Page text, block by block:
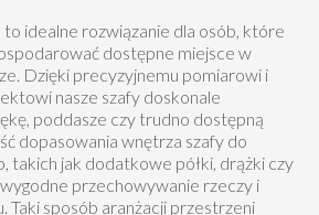
to idealne rozwiązanie dla osób, które
dostępne miejsce w
Dzięki precyzyjnemu pomiarowi i
nasze szafy doskonale
poddasze czy trudno dostępną
dopasowania wnętrza szafy do
takich jak dodatkowe półki, drążki czy
przechowywanie rzeczy i
Taki sposób aranżacji przestrzeni